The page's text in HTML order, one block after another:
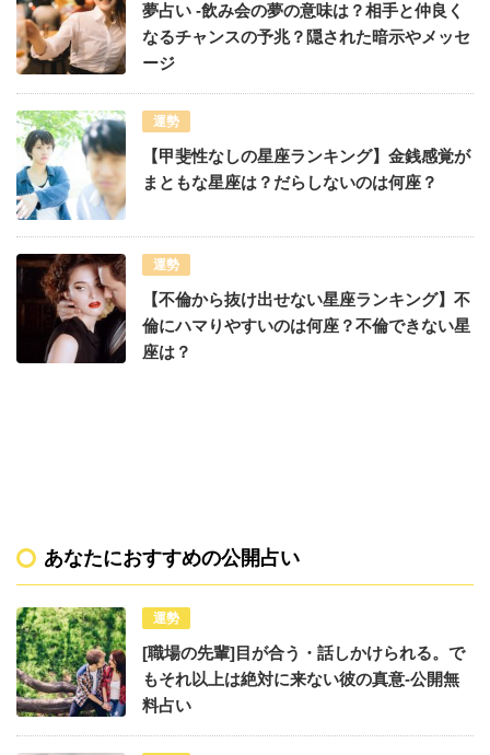
夢占い -飲み会の夢の意味は？相手と仲良く
なるチャンスの予兆？隠された暗示やメッセ
ージ
運勢
【甲斐性なしの星座ランキング】金銭感覚が
まともな星座は？だらしないのは何座？
運勢
【不倫から抜け出せない星座ランキング】不
倫にハマりやすいのは何座？不倫できない星
座は？
あなたにおすすめの公開占い
運勢
[職場の先輩]目が合う・話しかけられる。で
もそれ以上は絶対に来ない彼の真意-公開無
料占い